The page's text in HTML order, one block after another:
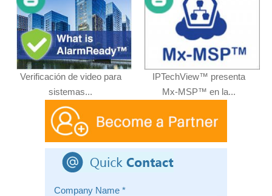
Verificación de video para
sistemas...
IPTechView™ presenta
Mx-MSP™ en la...
Company Name *